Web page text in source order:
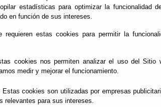
estadísticas para optimizar la funcionalidad
en función de sus intereses.
requieren estas cookies para permitir la
cookies nos permiten analizar el uso del Sitio
medir y mejorar el funcionamiento.
Estas cookies son utilizadas por empresas
relevantes para sus intereses.
- COMUNIDADES
de rehabilitación, aunque también realizan